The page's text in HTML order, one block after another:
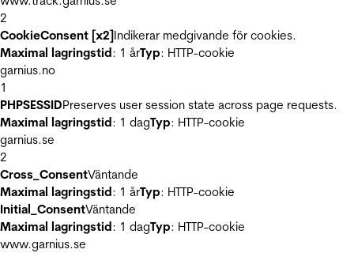
2
CookieConsent [x2]Indikerar medgivande för cookies.
Maximal lagringstid: 1 årTyp: HTTP-cookie
garnius.no
1
PHPSESSIDPreserves user session state across page requests.
Maximal lagringstid: 1 dagTyp: HTTP-cookie
garnius.se
2
Cross_ConsentVäntande
Maximal lagringstid: 1 årTyp: HTTP-cookie
Initial_ConsentVäntande
Maximal lagringstid: 1 dagTyp: HTTP-cookie
www.garnius.se